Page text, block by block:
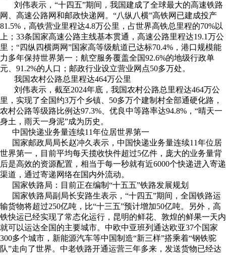
刘伟表示，“十四五”期间，我国建成了全球最大的高速铁路
网、高速公路网和邮政快递网。“八纵八横”高铁网已建成投产
81.5%，高铁营业里程达4.8万公里，占世界高铁总里程的70%以
上；33条国家高速公路主线基本贯通，高速公路里程达19.1万公
里；“四纵四横两网”国家高等级航道已达标70.4%，港口规模能
力多年保持世界第一；航空服务覆盖全国92.6%的地级行政单
元、91.2%的人口；邮政行业设立营业网点50多万处。
我国农村公路总里程达464万公里
刘伟表示，截至2024年底，我国农村公路总里程达464万公
里，实现了全国约3万个乡镇、50多万个建制村全部通硬化路，
农村公路等级路比例达97.3%、优良中等路率达94.8%，“晴天一
身土，雨天一身泥”成为历史。
中国快递业务量连续11年位居世界第一
国家邮政局局长赵冲久表示，中国快递业务量连续11年位居
世界第一，目前平均每天揽收快件超过5亿件，庞大的业务量背
后是高效的资源配置，相当于每一秒就有近6000个快递进入寄递
渠道，通过寄递网络在国内外流动。
国家铁路局：目前正在编制“十五五”铁路发展规划
国家铁路局副局长安路生表示，“十四五”期间，全国铁路运
输货物将超过250亿吨，比“十三五”预计增加50亿吨。另外，高
铁快运已经实现了常态化运行，昆明的鲜花、敦煌的鲜果一天内
就可以运达全国的主要城市。中欧中亚班列通达欧亚37个国家
300多个城市，新能源汽车等中国制造“新三样”搭乘着“钢铁驼
队”走向了世界。中老铁路开通运营三年多来，发送货物已经达